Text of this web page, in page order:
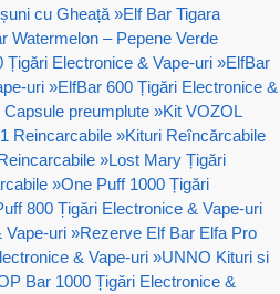
cu Gheață »Elf Bar Tigara
Watermelon – Pepene Verde
Țigări Electronice & Vape-uri »ElfBar
uri »ElfBar 600 Țigări Electronice &
preumplute »Kit VOZOL
Reincarcabile »Kituri Reîncărcabile
»Lost Mary Țigări
»One Puff 1000 Țigări
800 Țigări Electronice & Vape-uri
Vape-uri »Rezerve Elf Bar Elfa Pro
& Vape-uri »UNNO Kituri si
Bar 1000 Țigări Electronice &